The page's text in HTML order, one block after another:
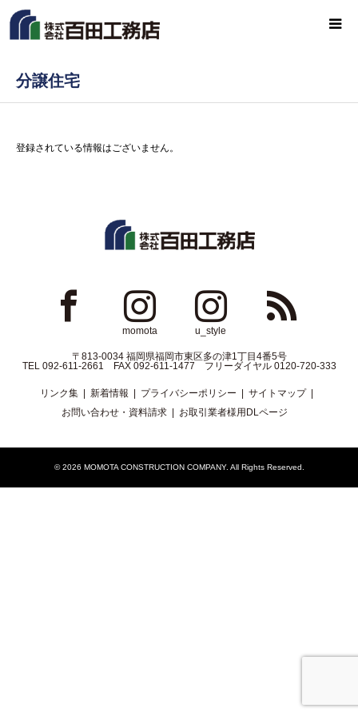
分譲住宅
登録されている情報はございません。
Instagram
momota
Instagram
u_style
RSS
〒813-0034 福岡県福岡市東区多の津1丁目4番5号
TEL 092-611-2661 FAX 092-611-1477 フリーダイヤル 0120-720-333
リンク集 新着情報 プライバシーポリシー
サイトマップ
お問い合わせ・資料請求
お取引業者様用DLページ
© 2026 MOMOTA CONSTRUCTION COMPANY. All Rights Reserved.